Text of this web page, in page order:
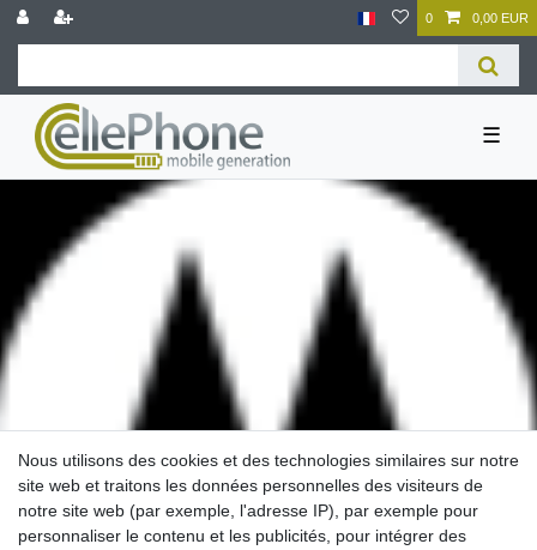
0 0,00 EUR
☰
Motorola
Nous utilisons des cookies et des technologies similaires sur notre
site web et traitons les données personnelles des visiteurs de
notre site web (par exemple, l'adresse IP), par exemple pour
personnaliser le contenu et les publicités, pour intégrer des